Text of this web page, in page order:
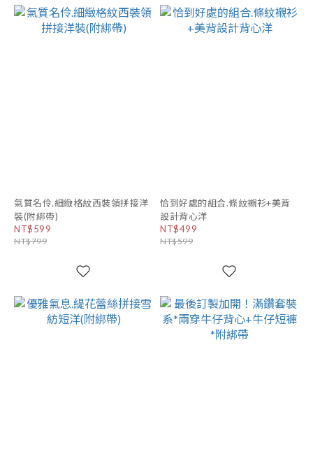
氣質名伶.細緻格紋西裝領拼接洋
裝(附綁帶)
NT$599
NT$799
恰到好處的組合.條紋襯衫+美背
設計背心洋
NT$499
NT$599